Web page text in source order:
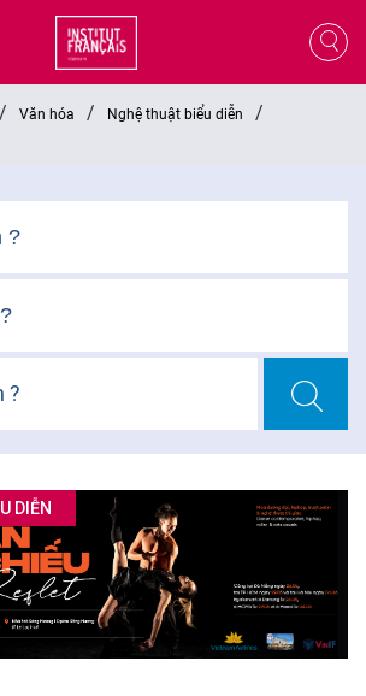
ĐĂNG NHẬP
FR
/ Văn hóa / Nghệ thuật biểu diễn /
?
DIỄN